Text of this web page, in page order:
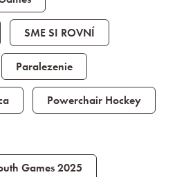
SME SI ROVNÍ
Paralezenie
Powerchair Hockey
Games 2025